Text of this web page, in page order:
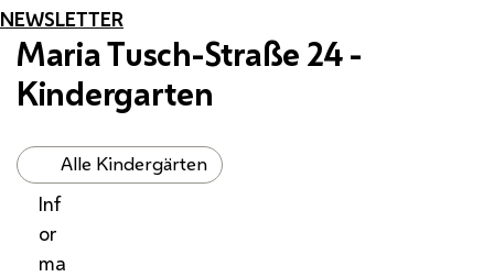
NEWSLETTER
Maria Tusch-Straße 24 -
Kindergarten
Alle Kindergärten
Inf
or
ma